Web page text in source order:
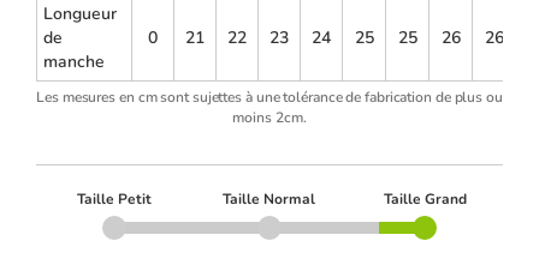
Longueur
de
manche
0 21 22 23 24 25 25 26 26
Les mesures en cm sont sujettes à une tolérance de fabrication de plus ou
moins 2cm.
Taille Petit Taille Normal Taille Grand